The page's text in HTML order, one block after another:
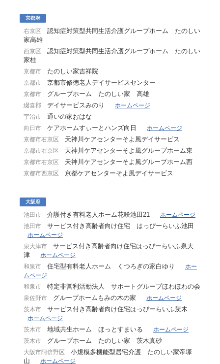
京都府
右京区
認知症対策型共同生活介護グループホーム たのしい
家高雄
西京区
認知症対策型共同生活介護グループホーム たのしい
家桂
京都市 たのしい家吉祥院
京都市 京都市修徳老人デイサービスセンター
京都市 グループホーム たのしい家 高雄
綴喜郡 デイサービスみのり
ホームページ
宇治市
通いの家おはな
向日市 ケアホームすぃーとハンズ向日
ホームページ
京都市右京区
天神川ケアセンターそよ風デイサービス
京都市右京区 天神川ケアセンターそよ風グループホーム東
京都市右京区 天神川ケアセンターそよ風グループホーム西
京都市西京区 京都ケアセンターそよ風デイサービス
大阪府
池田市 介護付き有料老人ホーム花咲池田21
ホームページ
池田市
サービス付き高齢者向け住宅 はっぴーらいふ池田
ホームページ
泉大津市
サービス付き高齢者向け住宅はっぴーらいふ泉大
津
ホームページ
和泉市
住宅型有料老人ホーム くつろぎの家白ゆり
ホー
ムページ
和泉市
特定非営利活動法人 サポートグループほわほわの会
泉佐野市 グループホームもみの木の家
ホームページ
茨木市
サービス付き高齢者向け住宅はっぴーらいふ茨木
ホームページ
茨木市
地域共生ホーム ほっとすまいる
ホームページ
茨木市
グループホーム たのしい家 茨木真砂
大阪市阿倍野区
小規模多機能型居宅介護 たのしい家帝塚
山
ホームページ